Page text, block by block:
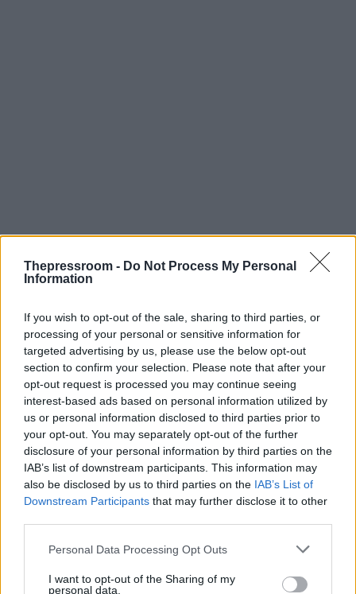
Thepressroom - Do Not Process My Personal
Information
If you wish to opt-out of the sale, sharing to third parties, or
processing of your personal or sensitive information for
targeted advertising by us, please use the below opt-out
section to confirm your selection. Please note that after your
opt-out request is processed you may continue seeing
interest-based ads based on personal information utilized by
us or personal information disclosed to third parties prior to
your opt-out. You may separately opt-out of the further
disclosure of your personal information by third parties on the
IAB’s list of downstream participants. This information may
also be disclosed by us to third parties on the IAB’s List of
Downstream Participants that may further disclose it to other
Please note that this website/app uses one or more Google
not limited to your visit or usage behaviour. You may click to
Personal Data Processing Opt Outs
I want to opt-out of the Sharing of my
personal data.
σας πω ότι η Πατρίδα μας έχει τη φιλοδοξία το
2030 να είναι η ισχυρότερη δύναμη στην
Οχημάτων στον αέρα, στη θάλασσα, στη στεριά.